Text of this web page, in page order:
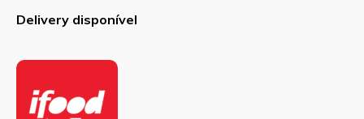
Delivery disponível